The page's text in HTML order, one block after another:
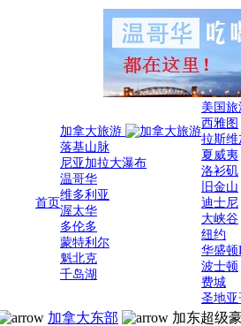
首页
加拿大旅游
落基山脉
尼亚加拉大瀑布
温哥华
维多利亚
渥太华
多伦多
蒙特利尔
魁北克
千岛湖
美国
西雅图
拉斯维
夏威夷
洛衫矶
旧金山
迪士尼
大峡谷
纽约
华盛顿
波士顿
费城
圣地亚
加拿大东部
加东超级